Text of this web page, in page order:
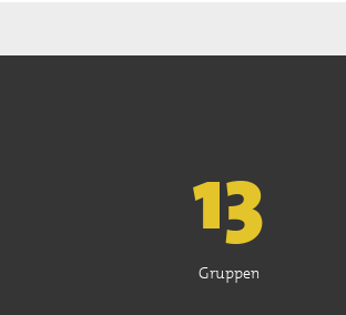
13
Gruppen